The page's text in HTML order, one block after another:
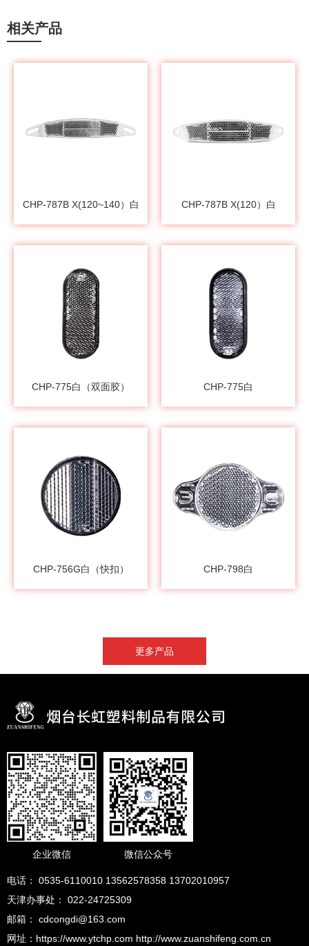
相关产品
CHP-787B X(120~140）白 CHP-787B X(120）白
CHP-775白（双面胶） CHP-775白
CHP-756G白（快扣） CHP-798白
更多产品
企业微信 微信公众号
电话： 0535-6110010 13562578358 13702010957
天津办事处： 022-24725309
邮箱： cdcongdi@163.com
网址：https://www.ytchp.com http://www.zuanshifeng.com.cn